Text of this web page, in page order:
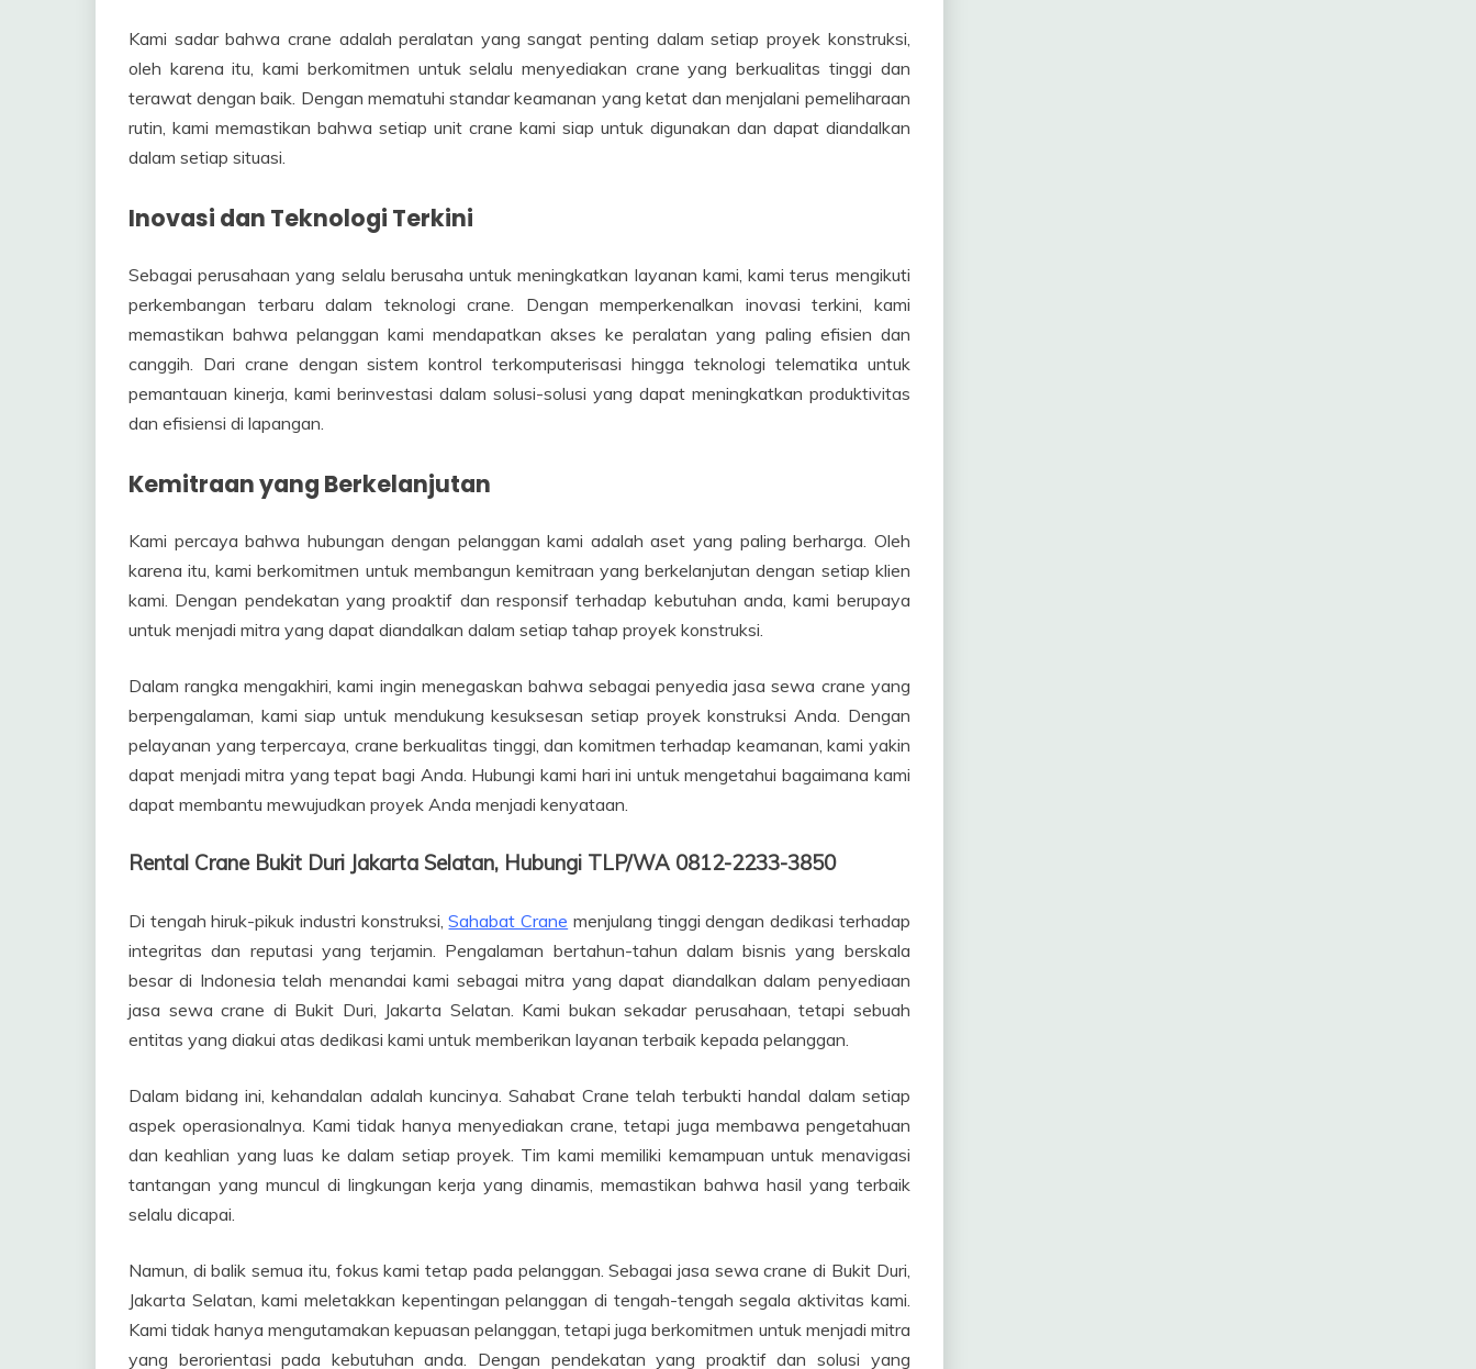
Kami sadar bahwa crane adalah peralatan yang sangat penting dalam setiap proyek konstruksi,
oleh karena itu, kami berkomitmen untuk selalu menyediakan crane yang berkualitas tinggi dan
terawat dengan baik. Dengan mematuhi standar keamanan yang ketat dan menjalani pemeliharaan
rutin, kami memastikan bahwa setiap unit crane kami siap untuk digunakan dan dapat diandalkan
dalam setiap situasi.
Inovasi dan Teknologi Terkini
Sebagai perusahaan yang selalu berusaha untuk meningkatkan layanan kami, kami terus mengikuti
perkembangan terbaru dalam teknologi crane. Dengan memperkenalkan inovasi terkini, kami
memastikan bahwa pelanggan kami mendapatkan akses ke peralatan yang paling efisien dan
canggih. Dari crane dengan sistem kontrol terkomputerisasi hingga teknologi telematika untuk
pemantauan kinerja, kami berinvestasi dalam solusi-solusi yang dapat meningkatkan produktivitas
dan efisiensi di lapangan.
Kemitraan yang Berkelanjutan
Kami percaya bahwa hubungan dengan pelanggan kami adalah aset yang paling berharga. Oleh
karena itu, kami berkomitmen untuk membangun kemitraan yang berkelanjutan dengan setiap klien
kami. Dengan pendekatan yang proaktif dan responsif terhadap kebutuhan anda, kami berupaya
untuk menjadi mitra yang dapat diandalkan dalam setiap tahap proyek konstruksi.
Dalam rangka mengakhiri, kami ingin menegaskan bahwa sebagai penyedia jasa sewa crane yang
berpengalaman, kami siap untuk mendukung kesuksesan setiap proyek konstruksi Anda. Dengan
pelayanan yang terpercaya, crane berkualitas tinggi, dan komitmen terhadap keamanan, kami yakin
dapat menjadi mitra yang tepat bagi Anda. Hubungi kami hari ini untuk mengetahui bagaimana kami
dapat membantu mewujudkan proyek Anda menjadi kenyataan.
Rental Crane Bukit Duri Jakarta Selatan, Hubungi TLP/WA 0812-2233-3850
Di tengah hiruk-pikuk industri konstruksi,Sahabat Crane menjulang tinggi dengan dedikasi terhadap
integritas dan reputasi yang terjamin. Pengalaman bertahun-tahun dalam bisnis yang berskala
besar di Indonesia telah menandai kami sebagai mitra yang dapat diandalkan dalam penyediaan
jasa sewa crane di Bukit Duri, Jakarta Selatan. Kami bukan sekadar perusahaan, tetapi sebuah
entitas yang diakui atas dedikasi kami untuk memberikan layanan terbaik kepada pelanggan.
Dalam bidang ini, kehandalan adalah kuncinya. Sahabat Crane telah terbukti handal dalam setiap
aspek operasionalnya. Kami tidak hanya menyediakan crane, tetapi juga membawa pengetahuan
dan keahlian yang luas ke dalam setiap proyek. Tim kami memiliki kemampuan untuk menavigasi
tantangan yang muncul di lingkungan kerja yang dinamis, memastikan bahwa hasil yang terbaik
selalu dicapai.
Namun, di balik semua itu, fokus kami tetap pada pelanggan. Sebagai jasa sewa crane di Bukit Duri,
Jakarta Selatan, kami meletakkan kepentingan pelanggan di tengah-tengah segala aktivitas kami.
Kami tidak hanya mengutamakan kepuasan pelanggan, tetapi juga berkomitmen untuk menjadi mitra
yang berorientasi pada kebutuhan anda. Dengan pendekatan yang proaktif dan solusi yang